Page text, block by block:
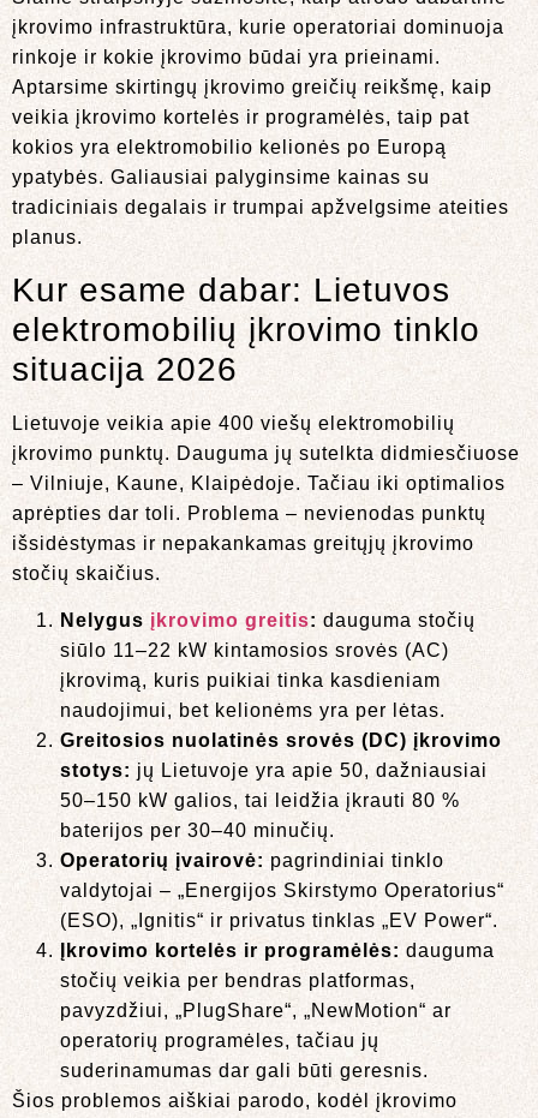
įkrovimo infrastruktūra, kurie operatoriai dominuoja
rinkoje ir kokie įkrovimo būdai yra prieinami.
Aptarsime skirtingų įkrovimo greičių reikšmę, kaip
veikia įkrovimo kortelės ir programėlės, taip pat
kokios yra elektromobilio kelionės po Europą
ypatybės. Galiausiai palyginsime kainas su
tradiciniais degalais ir trumpai apžvelgsime ateities
planus.
Kur esame dabar: Lietuvos
elektromobilių įkrovimo tinklo
situacija 2026
Lietuvoje veikia apie 400 viešų elektromobilių
įkrovimo punktų. Dauguma jų sutelkta didmiesčiuose
– Vilniuje, Kaune, Klaipėdoje. Tačiau iki optimalios
aprėpties dar toli. Problema – nevienodas punktų
išsidėstymas ir nepakankamas greitųjų įkrovimo
stočių skaičius.
Nelygus įkrovimo greitis: dauguma stočių
siūlo 11–22 kW kintamosios srovės (AC)
įkrovimą, kuris puikiai tinka kasdieniam
naudojimui, bet kelionėms yra per lėtas.
Greitosios nuolatinės srovės (DC) įkrovimo
stotys: jų Lietuvoje yra apie 50, dažniausiai
50–150 kW galios, tai leidžia įkrauti 80 %
baterijos per 30–40 minučių.
Operatorių įvairovė: pagrindiniai tinklo
valdytojai – „Energijos Skirstymo Operatorius“
(ESO), „Ignitis“ ir privatus tinklas „EV Power“.
Įkrovimo kortelės ir programėlės: dauguma
stočių veikia per bendras platformas,
pavyzdžiui, „PlugShare“, „NewMotion“ ar
operatorių programėles, tačiau jų
suderinamumas dar gali būti geresnis.
Šios problemos aiškiai parodo, kodėl įkrovimo